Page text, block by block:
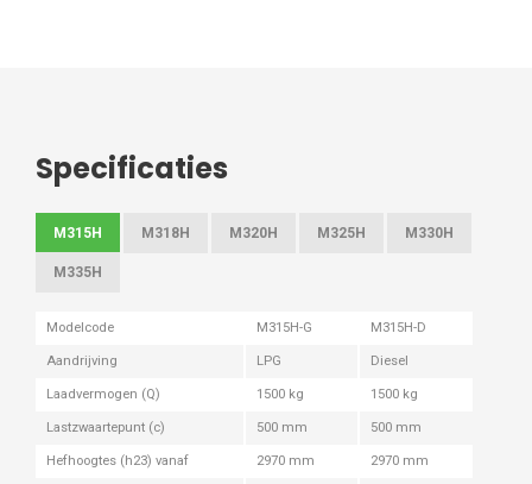
Specificaties
M315H M318H M320H M325H M330H
M335H
Modelcode M315H-G M315H-D
Aandrijving LPG Diesel
Laadvermogen (Q) 1500 kg 1500 kg
Lastzwaartepunt (c) 500 mm 500 mm
Hefhoogtes (h23) vanaf 2970 mm 2970 mm